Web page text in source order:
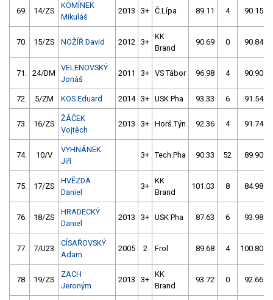
69. 14/ZS
KOMÍNEK
Mikuláš
2013 3+ Č.Lípa 89.11 4 90.15
70. 15/ZS NOŽÍŘ David 2012 3+
KK
Brand
90.69 0 90.84
71. 24/DM
VELENOVSKÝ
Jonáš
2011 3+ VS Tábor 96.98 4 90.90
72. 5/ZM KOS Eduard 2014 3+ USK Pha 93.33 6 91.54
73. 16/ZS
ŽÁČEK
Vojtěch
2013 3+ Horš.Týn 92.36 4 91.74
74. 10/V
VYHNÁNEK
Jiří
3+ Tech.Pha 90.33 52 89.90
75. 17/ZS
HVĚZDA
Daniel
3+
KK
Brand
101.03 8 84.98
76. 18/ZS
HRADECKÝ
Daniel
2013 3+ USK Pha 87.63 6 93.98
77. 7/U23
CÍSAŘOVSKÝ
Adam
2005 2 Frol 89.68 4 100.80
78. 19/ZS
ZACH
Jeroným
2013 3+
KK
Brand
93.72 0 92.66